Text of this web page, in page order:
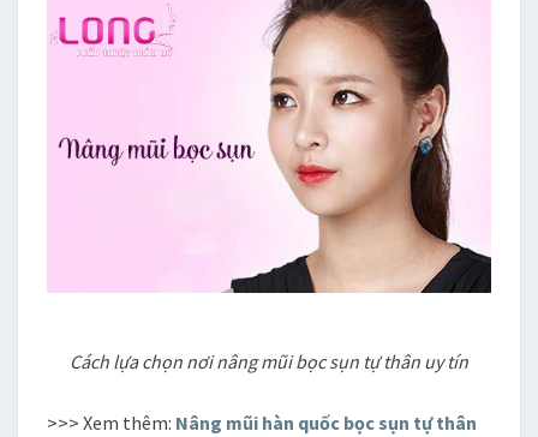
Cách lựa chọn nơi nâng mũi bọc sụn tự thân uy tín
>>> Xem thêm: Nâng mũi hàn quốc bọc sụn tự thân